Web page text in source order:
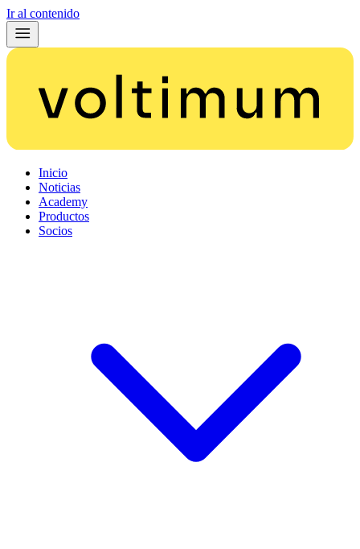
Ir al contenido
Inicio
Noticias
Academy
Productos
Socios